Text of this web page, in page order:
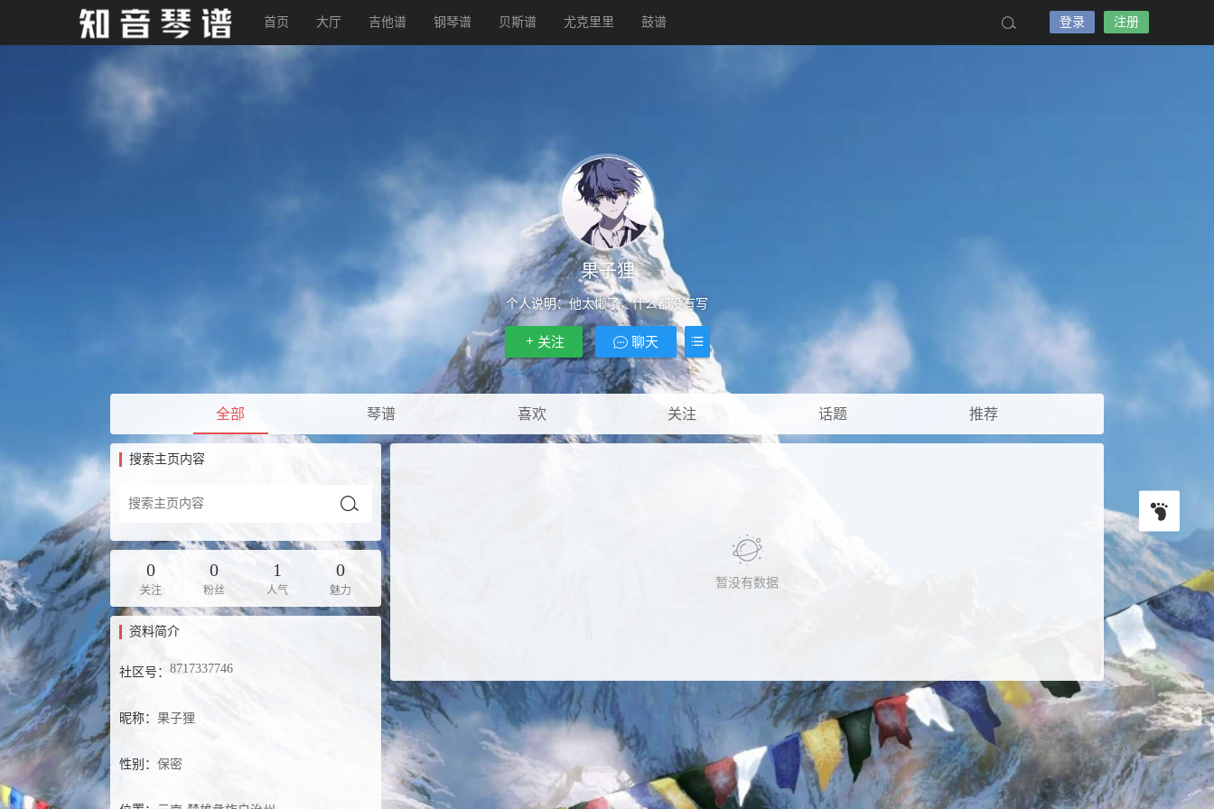
首页 大厅 吉他谱 钢琴谱 贝斯谱 尤克里里 鼓谱 登录 注册
果子狸
个人说明：他太懒了，什么都没有写
关注 聊天
全部 琴谱 喜欢 关注 话题 推荐
搜索主页内容
0
关注
0
粉丝
1
人气
0
魅力
资料简介
社区号： 8717337746
昵称： 果子狸
性别： 保密
暂没有数据